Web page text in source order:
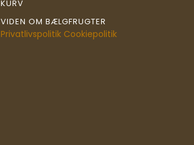
KURV
VIDEN OM BÆLGFRUGTER
Privatlivspolitik Cookiepolitik